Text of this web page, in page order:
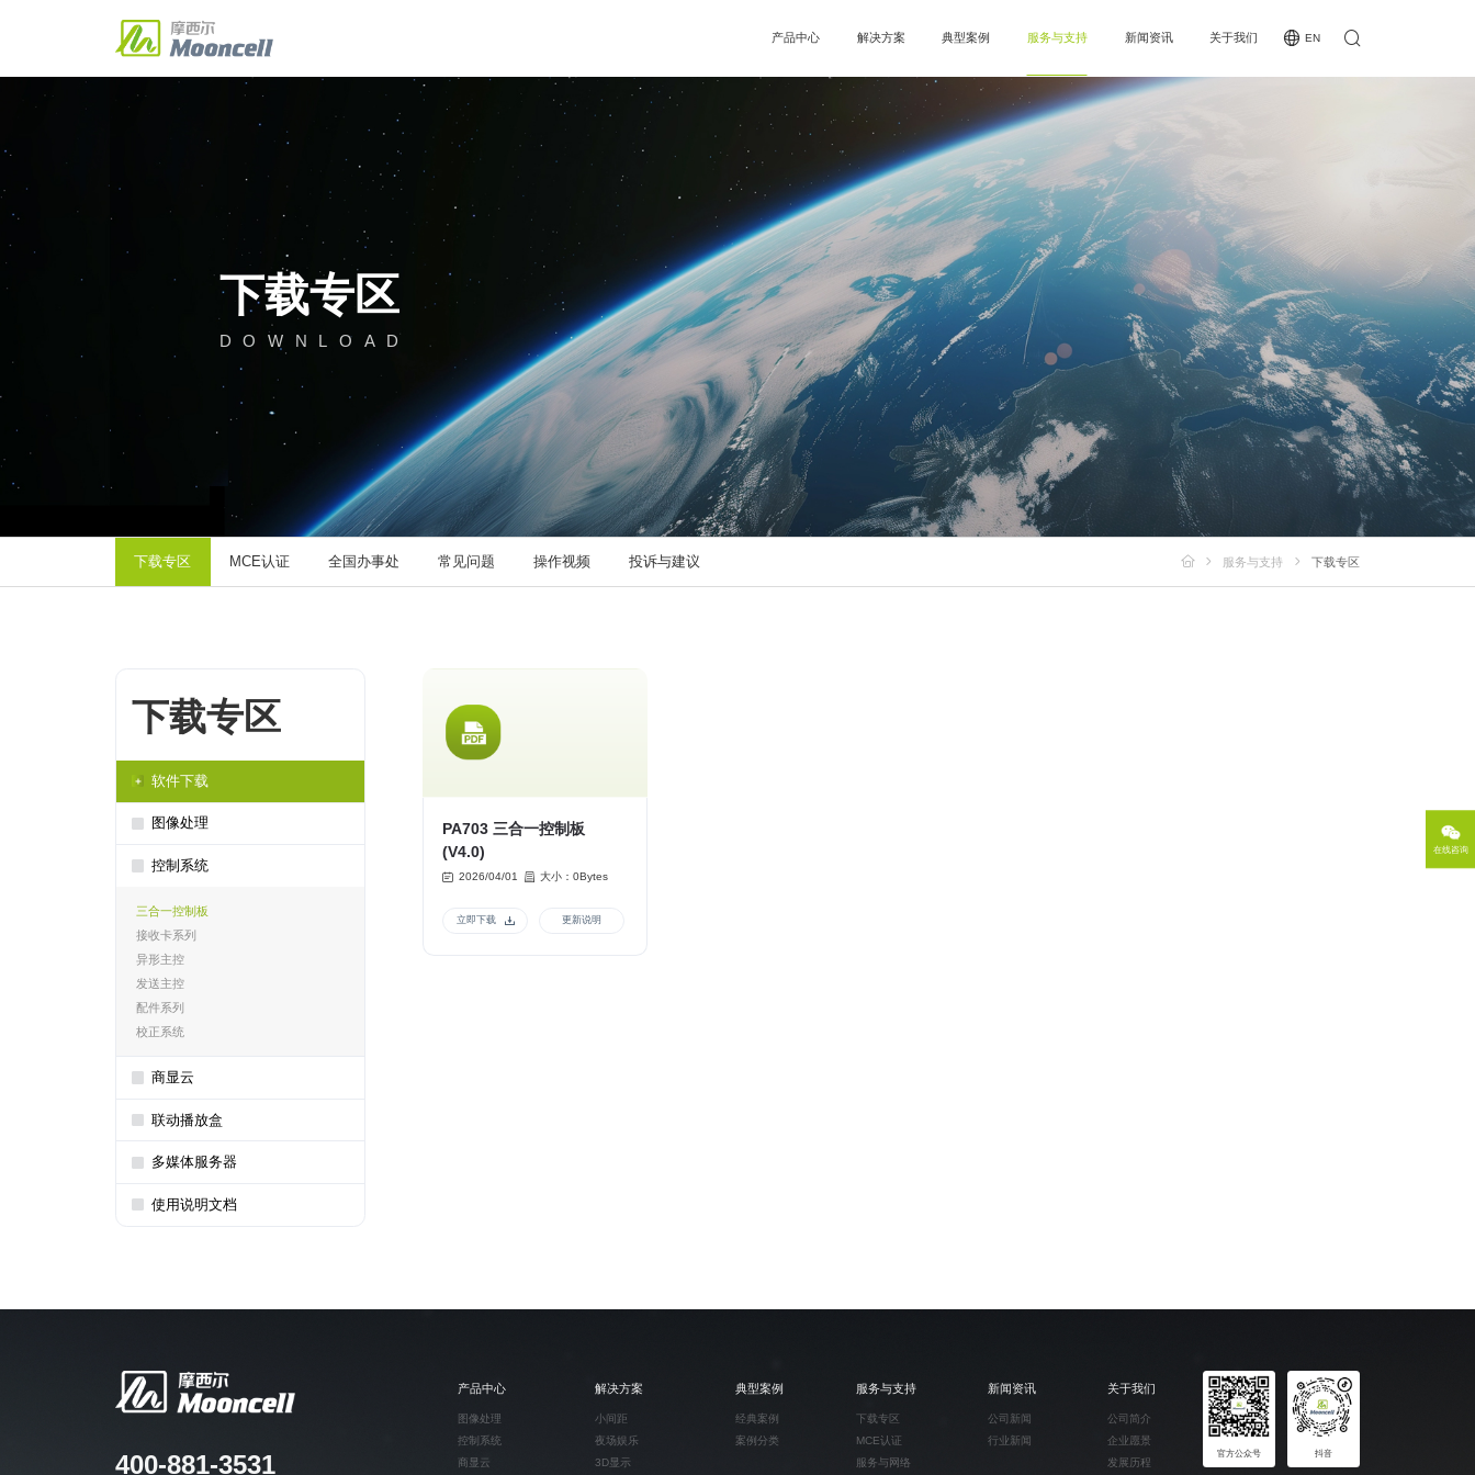
产品中心
图像处理
联动播放盒
商显云
多媒体服务器
图像处理 多媒体服务器
二合一视频处理器
MVB2S/MVB4S/MVB4S Pro/MVB4S
Plus
MVB6S/MVB8S/MVB10E/MVB12E
MVB20E
M32/M40
视频拼接器 夜场二合一处理器
KT20/KT40/KT60/KT80/KT100/KT120/KT160
V30 Pro/MTB200S/MTB400E/MTB600E
MTB800E/MTB1200E/MTB2000E
异形主控
BS系列
接收卡系列
L4S Pro/L8S/A10X/M10D
A708/A75E/A712/A716
C10/C12
K系列
MC75E/MBR16
云平台
多媒体服务器
解决方案
半球/整球
圆环屏
喇叭屏
KTV
酒吧屏
透明屏
户外广告/交通
小间距
沉浸式
3D显示
解决方案
半球/整球 圆环屏 喇叭屏 KTV
酒吧屏 户外广告/交通 小间距 沉浸式
3D显示
典型案例
经典案例
案例分类
典型案例
经典案例 案例分类
服务与支持
下载专区
全国办事处
常见问题
操作视频
投诉与建议
服务与支持
下载专区 MCE认证 全国办事处 常见问题 操作视频
投诉与建议
新闻资讯
新闻资讯
公司新闻 行业新闻
关于我们
企业荣誉
人才招聘
联系我们
商务合作
关于我们
公司简介 发展历程 企业荣誉 人才招聘
联系我们
EN
下载专区
D O W N L O A D
下载专区 MCE认证 全国办事处 常见问题 操作视频 投诉与建议 服务与支持 下载专区
下载专区
软件下载
图像处理
控制系统
三合一控制板
接收卡系列
异形主控
发送主控
配件系列
校正系统
商显云
联动播放盒
多媒体服务器
使用说明文档
PA703 三合一控制板
(V4.0)
2026/04/01 大小：0Bytes
立即下载 更新说明
400-881-3531
产品中心
图像处理
控制系统
商显云
解决方案
小间距
夜场娱乐
3D显示
典型案例
经典案例
案例分类
服务与支持
下载专区
MCE认证
服务与网络
新闻资讯
公司新闻
行业新闻
关于我们
公司简介
企业愿景
发展历程
官方公众号 抖音
在线咨询